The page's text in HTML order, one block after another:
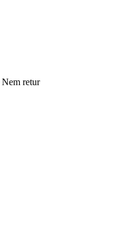
Nem retur